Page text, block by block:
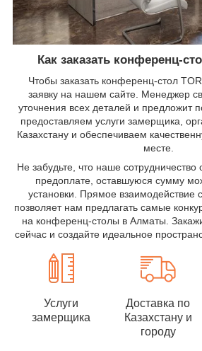
Как заказать конференц-
Чтобы заказать конференц-стол
заявку на нашем сайте. Менеджер
уточнения всех деталей и
предоставляем услуги замерщика,
Казахстану и обеспечиваем
месте.
Не забудьте, что наше
предоплате, оставшуюся сумму
установки. Прямое взаимодействие
позволяет нам предлагать самые
на конференц-столы в Алматы.
сейчас и создайте идеальное
Услуги
замерщика
Доставка по
Казахстану и
городу